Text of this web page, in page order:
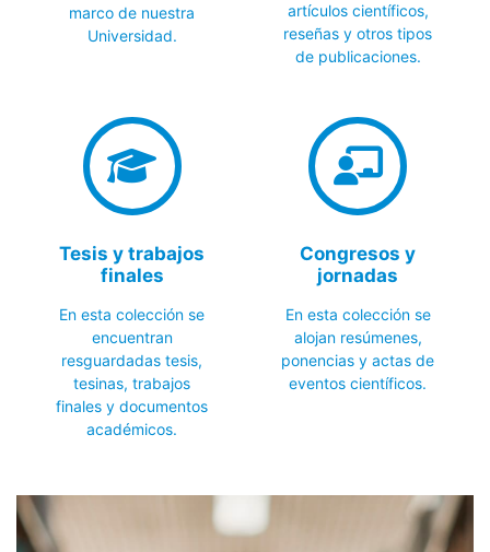
marco de nuestra
Universidad.
artículos científicos,
reseñas y otros tipos
de publicaciones.
Tesis y trabajos
finales
En esta colección se
encuentran
resguardadas tesis,
tesinas, trabajos
finales y documentos
académicos.
Congresos y
jornadas
En esta colección se
alojan resúmenes,
ponencias y actas de
eventos científicos.